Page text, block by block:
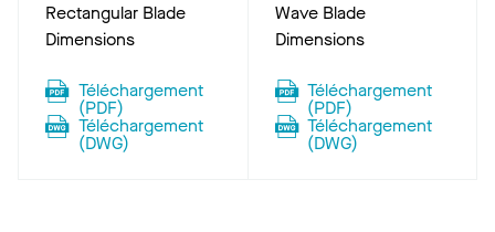
Rectangular Blade
Dimensions
Téléchargement
(PDF)
Téléchargement
(DWG)
Wave Blade
Dimensions
Téléchargement
(PDF)
Téléchargement
(DWG)